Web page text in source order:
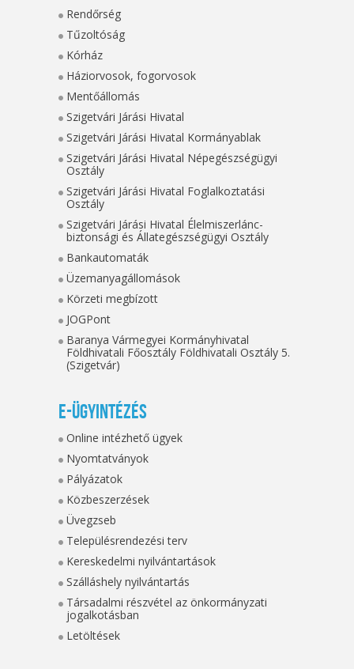
Rendőrség
Tűzoltóság
Kórház
Háziorvosok, fogorvosok
Mentőállomás
Szigetvári Járási Hivatal
Szigetvári Járási Hivatal Kormányablak
Szigetvári Járási Hivatal Népegészségügyi
Osztály
Szigetvári Járási Hivatal Foglalkoztatási
Osztály
Szigetvári Járási Hivatal Élelmiszerlánc-
biztonsági és Állategészségügyi Osztály
Bankautomaták
Üzemanyagállomások
Körzeti megbízott
JOGPont
Baranya Vármegyei Kormányhivatal
Földhivatali Főosztály Földhivatali Osztály 5.
(Szigetvár)
E-ügyintézés
Online intézhető ügyek
Nyomtatványok
Pályázatok
Közbeszerzések
Üvegzseb
Településrendezési terv
Kereskedelmi nyilvántartások
Szálláshely nyilvántartás
Társadalmi részvétel az önkormányzati
jogalkotásban
Letöltések